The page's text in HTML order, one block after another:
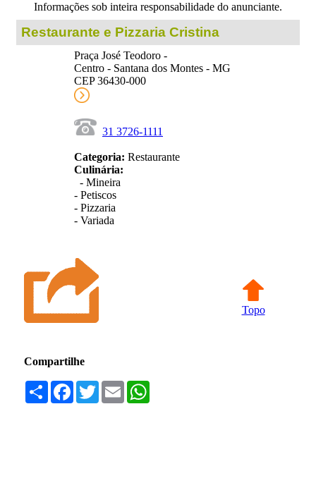
Informações sob inteira responsabilidade do anunciante.
Restaurante e Pizzaria Cristina
Praça José Teodoro -
Centro - Santana dos Montes - MG
CEP 36430-000
31 3726-1111
Categoria: Restaurante
Culinária:
- Mineira
- Petiscos
- Pizzaria
- Variada
Topo
Compartilhe
Compartilhar
Facebook
TwitterEmail